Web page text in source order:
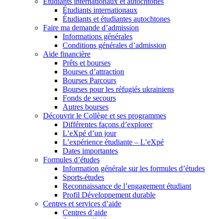
Étudiants internationaux
Étudiants et étudiantes autochtones
Faire ma demande d’admission
Informations générales
Conditions générales d’admission
Aide financière
Prêts et bourses
Bourses d’attraction
Bourses Parcours
Bourses pour les réfugiés ukrainiens
Fonds de secours
Autres bourses
Découvrir le Collège et ses programmes
Différentes façons d’explorer
L’eXpé d’un jour
L’expérience étudiante – L’eXpé
Dates importantes
Formules d’études
Information générale sur les formules d’études
Sports-études
Reconnaissance de l’engagement étudiant
Profil Développement durable
Centres et services d’aide
Centres d’aide